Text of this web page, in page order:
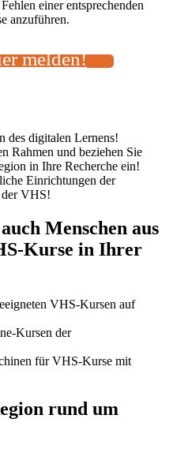
einer entsprechenden
anzuführen.
melden!
des digitalen Lernens!
Rahmen und beziehen Sie
in Ihre Recherche ein!
Einrichtungen der
der VHS!
Menschen aus
Kurse in Ihrer
VHS-Kursen auf
Kursen der
für VHS-Kurse mit
rund um